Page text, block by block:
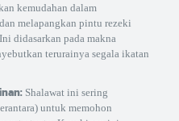
kemudahan dalam
melapangkan pintu rezeki
didasarkan pada makna
terurainya segala ikatan
Shalawat ini sering
untuk memohon